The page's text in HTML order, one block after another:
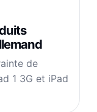
de
1 3G et iPad